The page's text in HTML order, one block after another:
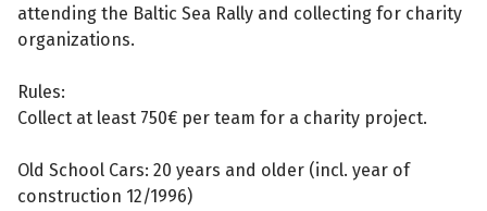
attending the Baltic Sea Rally and collecting for charity
organizations.
Rules:
Collect at least 750€ per team for a charity project.
Old School Cars: 20 years and older (incl. year of
construction 12/1996)